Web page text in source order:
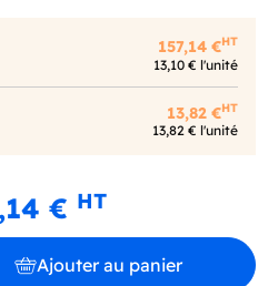
157,14 €HT
13,10 € l'unité
13,82 €HT
13,82 € l'unité
€ HT
Ajouter au panier